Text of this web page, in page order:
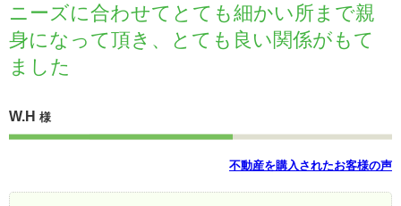
ニーズに合わせてとても細かい所まで親
身になって頂き、とても良い関係がもて
ました
W.H 様
不動産を購入されたお客様の声